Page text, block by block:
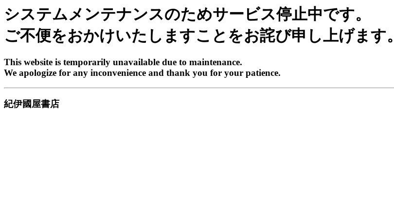
システムメンテナンスのためサービス停止中です。
ご不便をおかけいたしますことをお詫び申し上げます。
This website is temporarily unavailable due to maintenance.
We apologize for any inconvenience and thank you for your patience.
紀伊國屋書店